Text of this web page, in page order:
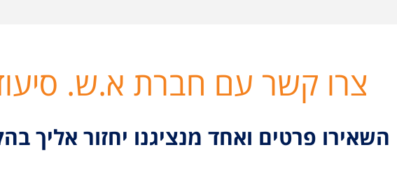
צרו קשר עם חברת א.ש.
השאירו פרטים ואחד מנציגנו יחזור אליך